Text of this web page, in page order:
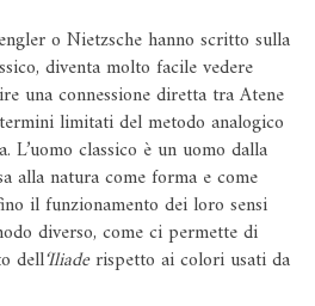
o Nietzsche hanno scritto sulla
diventa molto facile vedere
una connessione diretta tra Atene
limitati del metodo analogico
L’uomo classico è un uomo dalla
alla natura come forma e come
il funzionamento dei loro sensi
diverso, come ci permette di
dell‘Iliaderispetto ai colori usati da